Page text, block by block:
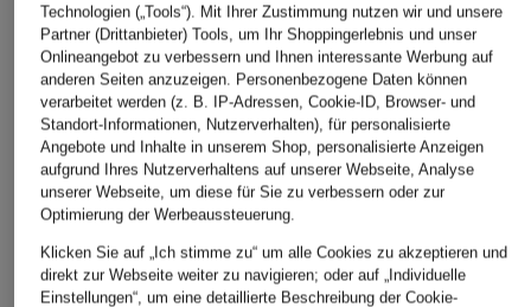
No.1 Como
Blouson FONTE
79,99 €
Bestpreis:67,99 €
Ursprünglich:169,99 €
POLO RALPH
LAUREN
Blouson
269,99 €
Bestpreis:229,49 €
Ursprünglich:
monari
Blouson mit 3/4-
79,99 €
Bestpreis:67,99 €
Ursprünglich:139,99 €
Technologien („Tools“). Mit Ihrer Zustimmung nutzen wir und unsere
Partner (Drittanbieter) Tools, um Ihr Shoppingerlebnis und unser
Onlineangebot zu verbessern und Ihnen interessante Werbung auf
anderen Seiten anzuzeigen. Personenbezogene Daten können
verarbeitet werden (z. B. IP-Adressen, Cookie-ID, Browser- und
Standort-Informationen, Nutzerverhalten), für personalisierte
Angebote und Inhalte in unserem Shop, personalisierte Anzeigen
aufgrund Ihres Nutzerverhaltens auf unserer Webseite, Analyse
unserer Webseite, um diese für Sie zu verbessern oder zur
Optimierung der Werbeaussteuerung.
Klicken Sie auf „Ich stimme zu“ um alle Cookies zu akzeptieren und
direkt zur Webseite weiter zu navigieren; oder auf „Individuelle
Einstellungen“, um eine detaillierte Beschreibung der Cookie-